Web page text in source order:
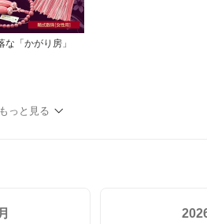
な「かがり房」
もっと見る